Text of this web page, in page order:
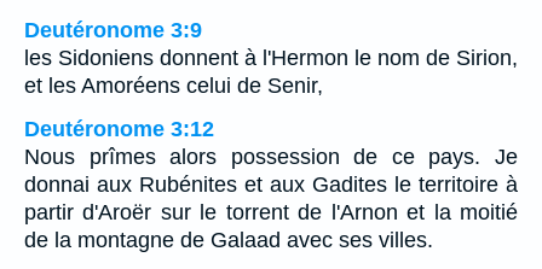
Deutéronome 3:9
les Sidoniens donnent à l'Hermon le nom de Sirion,
et les Amoréens celui de Senir,
Deutéronome 3:12
Nous prîmes alors possession de ce pays. Je
donnai aux Rubénites et aux Gadites le territoire à
partir d'Aroër sur le torrent de l'Arnon et la moitié
de la montagne de Galaad avec ses villes.